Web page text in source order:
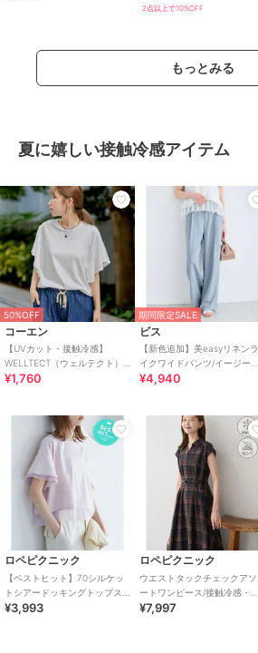
2点以上で10%OFF
もっとみる
夏に嬉しい接触冷感アイテム
50%OFF
コーエン
【UVカット・接触冷感】
WELLTECT（ウェルテクト）
USAコットン フレアスリーブ
¥1,760
期間限定SALE
ビス
【新色追加】美easyリネンラ
イクワイドパンツ/イージーケ
ア・接触冷感・セットアップ
¥4,940
ロペピクニック
【ベストヒット】70シルケッ
トシアードッキングトップス/
着丈が選べる・UVカット・接
¥3,993
ロペピクニック
ウエストタックチェックアソ
ートワンピース/接触冷感・防
シワ・リンクコーデ
¥7,997